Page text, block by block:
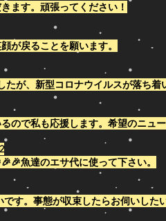
ます。頑張ってください！
が戻ることを願います。
たが、新型コロナウイルスが落ち
ので私も応援します。希望のニュ
魚達のエサ代に使って下さい。
です。事態が収束したらお伺いし